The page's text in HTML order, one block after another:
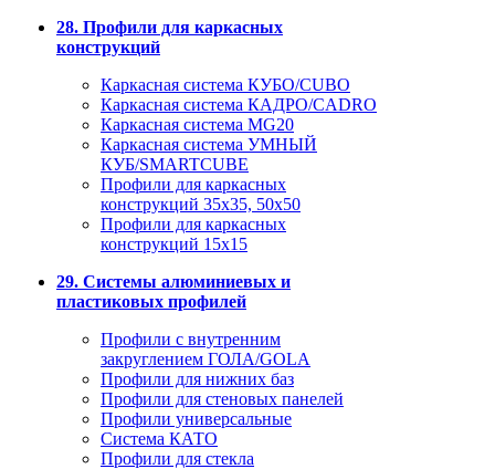
28. Профили для каркасных
конструкций
Каркасная система КУБО/CUBO
Каркасная система КАДРО/CADRO
Каркасная система MG20
Каркасная система УМНЫЙ
КУБ/SMARTCUBE
Профили для каркасных
конструкций 35x35, 50x50
Профили для каркасных
конструкций 15х15
29. Системы алюминиевых и
пластиковых профилей
Профили с внутренним
закруглением ГОЛА/GOLA
Профили для нижних баз
Профили для стеновых панелей
Профили универсальные
Система КАТО
Профили для стекла